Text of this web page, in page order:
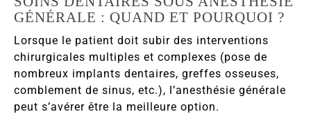
GÉNÉRALE : QUAND ET POURQUOI ?
Lorsque le patient doit subir des interventions
chirurgicales multiples et complexes (pose de
nombreux implants dentaires, greffes osseuses,
comblement de sinus, etc.), l’anesthésie générale
peut s’avérer être la meilleure option.